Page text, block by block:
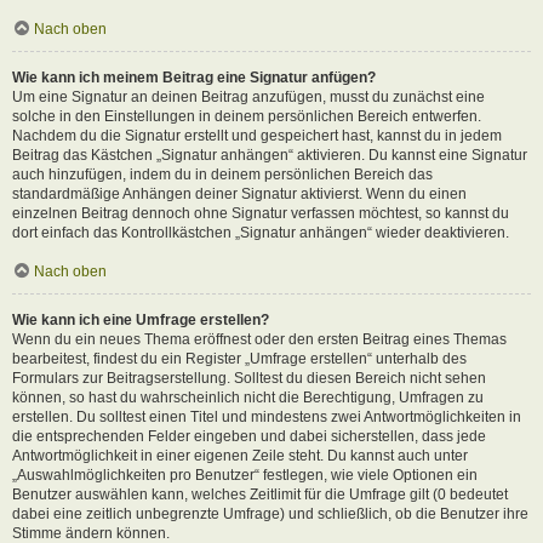
Nach oben
Wie kann ich meinem Beitrag eine Signatur anfügen?
Um eine Signatur an deinen Beitrag anzufügen, musst du zunächst eine
solche in den Einstellungen in deinem persönlichen Bereich entwerfen.
Nachdem du die Signatur erstellt und gespeichert hast, kannst du in jedem
Beitrag das Kästchen „Signatur anhängen“ aktivieren. Du kannst eine Signatur
auch hinzufügen, indem du in deinem persönlichen Bereich das
standardmäßige Anhängen deiner Signatur aktivierst. Wenn du einen
einzelnen Beitrag dennoch ohne Signatur verfassen möchtest, so kannst du
dort einfach das Kontrollkästchen „Signatur anhängen“ wieder deaktivieren.
Nach oben
Wie kann ich eine Umfrage erstellen?
Wenn du ein neues Thema eröffnest oder den ersten Beitrag eines Themas
bearbeitest, findest du ein Register „Umfrage erstellen“ unterhalb des
Formulars zur Beitragserstellung. Solltest du diesen Bereich nicht sehen
können, so hast du wahrscheinlich nicht die Berechtigung, Umfragen zu
erstellen. Du solltest einen Titel und mindestens zwei Antwortmöglichkeiten in
die entsprechenden Felder eingeben und dabei sicherstellen, dass jede
Antwortmöglichkeit in einer eigenen Zeile steht. Du kannst auch unter
„Auswahlmöglichkeiten pro Benutzer“ festlegen, wie viele Optionen ein
Benutzer auswählen kann, welches Zeitlimit für die Umfrage gilt (0 bedeutet
dabei eine zeitlich unbegrenzte Umfrage) und schließlich, ob die Benutzer ihre
Stimme ändern können.